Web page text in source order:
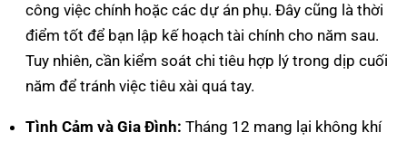
công việc chính hoặc các dự án phụ. Đây cũng là thời
điểm tốt để bạn lập kế hoạch tài chính cho năm sau.
Tuy nhiên, cần kiểm soát chi tiêu hợp lý trong dịp cuối
năm để tránh việc tiêu xài quá tay.
Tình Cảm và Gia Đình: Tháng 12 mang lại không khí